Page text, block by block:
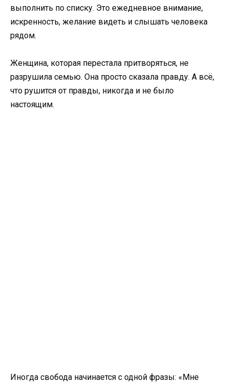
выполнить по списку. Это ежедневное внимание,
искренность, желание видеть и слышать человека
рядом.
Женщина, которая перестала притворяться, не
разрушила семью. Она просто сказала правду. А всё,
что рушится от правды, никогда и не было
настоящим.
Иногда свобода начинается с одной фразы: «Мне